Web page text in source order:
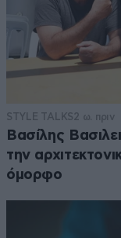
STYLE TALKS 2 ω. πριν
Βασίλης
την
όμορφο